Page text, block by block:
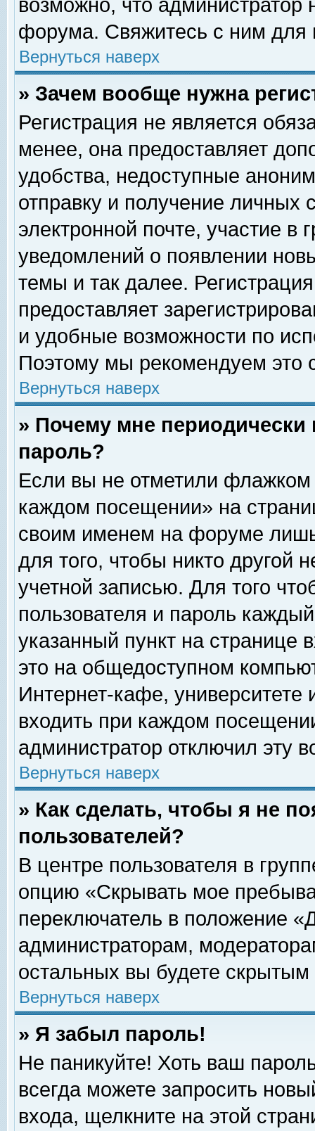
возможно, что
форума. Свяжитесь с ним для
Вернуться наверх
» Зачем вообще нужна
Регистрация не является
менее, она предоставляет
удобства, недоступные
отправку и получение личных
электронной почте, участие в
уведомлений о появлении
темы и так далее.
предоставляет
и удобные возможности по
Поэтому мы рекомендуем это
Вернуться наверх
» Почему мне
пароль?
Если вы не отметили флажком
каждом посещении» на
своим именем на форуме
для того, чтобы никто другой
учетной записью. Для того
пользователя и пароль
указанный пункт на
это на общедоступном
Интернет-кафе, университете
входить при каждом
администратор отключил эту
Вернуться наверх
» Как сделать, чтобы я не
пользователей?
В центре пользователя в
опцию «Скрывать мое
переключатель в положение
администраторам,
остальных вы будете скрытым
Вернуться наверх
» Я забыл пароль!
Не паникуйте! Хоть ваш
всегда можете запросить
входа, щелкните на этой